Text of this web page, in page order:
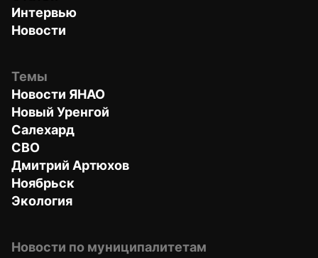
Интервью
Новости
Темы
Новости ЯНАО
Новый Уренгой
Салехард
СВО
Дмитрий Артюхов
Ноябрьск
Экология
Новости по муниципалитетам